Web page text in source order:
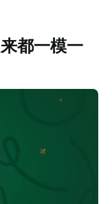
都一模一